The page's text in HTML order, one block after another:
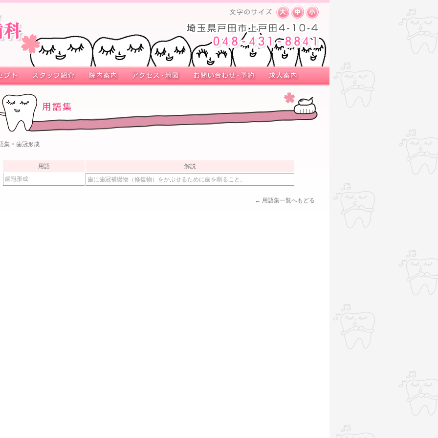
集 > 歯冠形成
用語
解説
歯冠形成
歯に歯冠補綴物（修復物）をかぶせるために歯を削ること。
← 用語集一覧へもどる